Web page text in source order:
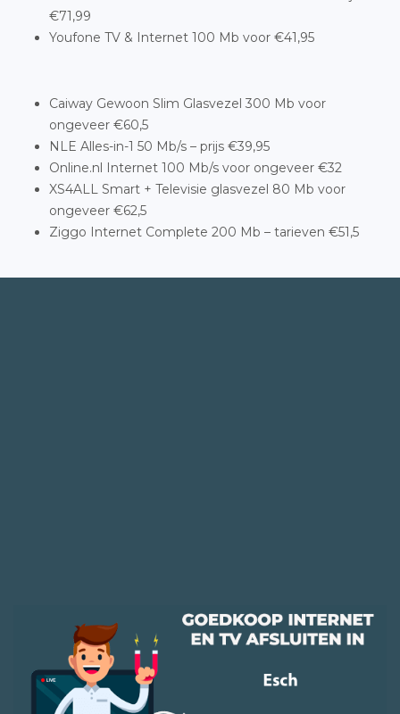
€71,99
Youfone TV & Internet 100 Mb voor €41,95
Caiway Gewoon Slim Glasvezel 300 Mb voor
ongeveer €60,5
NLE Alles-in-1 50 Mb/s – prijs €39,95
Online.nl Internet 100 Mb/s voor ongeveer €32
XS4ALL Smart + Televisie glasvezel 80 Mb voor
ongeveer €62,5
Ziggo Internet Complete 200 Mb – tarieven €51,5